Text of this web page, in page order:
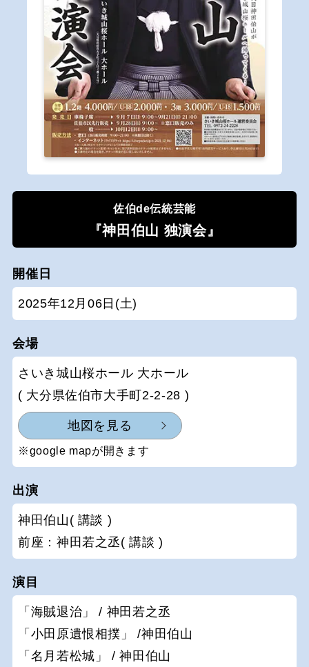
佐伯de伝統芸能
『神田伯山 独演会』
開催日
2025年12月06日(土)
会場
さいき城山桜ホール 大ホール
( 大分県佐伯市大手町2-2-28 )
地図を見る
※google mapが開きます
出演
神田伯山( 講談 )
前座：神田若之丞( 講談 )
演目
「海賊退治」 / 神田若之丞
「小田原遺恨相撲」 /神田伯山
「名月若松城」 / 神田伯山